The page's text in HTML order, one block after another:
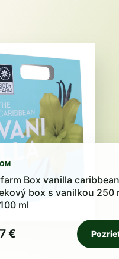
Box vanilla
box s vanilkou 250
ml
€